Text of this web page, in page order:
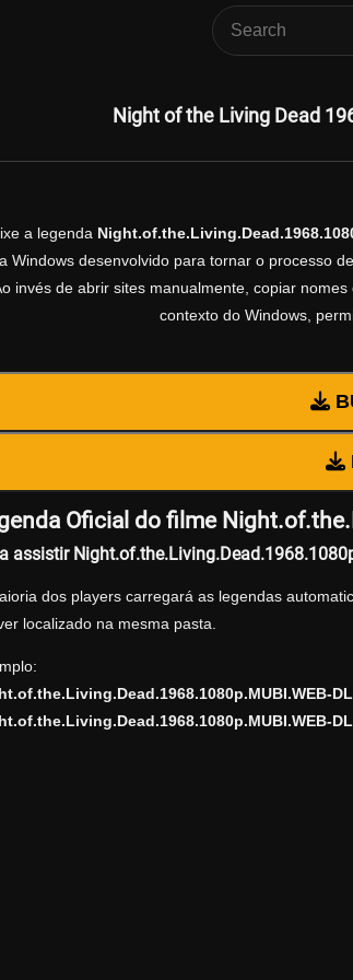
Night of the Living Dead
a legenda
Windows desenvolvido para tornar o processo
invés de abrir sites manualmente, copiar
contexto do Windows,
Oficial do filme
assistir
dos players carregará as legendas
localizado na mesma pasta.